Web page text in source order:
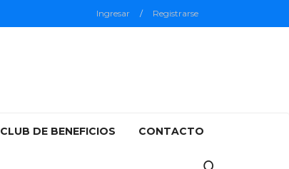
Ingresar / Registrarse
CLUB DE BENEFICIOS CONTACTO